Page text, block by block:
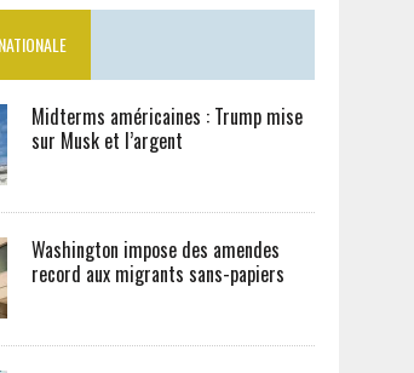
Midterms américaines : Trump mise
sur Musk et l’argent
Washington impose des amendes
record aux migrants sans-papiers